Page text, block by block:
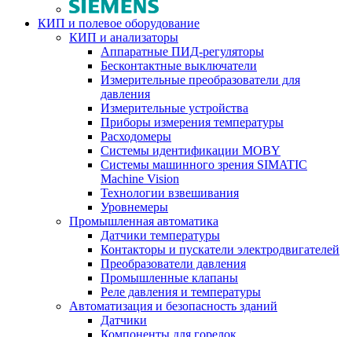
КИП и полевое оборудование
КИП и анализаторы
Аппаратные ПИД-регуляторы
Бесконтактные выключатели
Измерительные преобразователи для
давления
Измерительные устройства
Приборы измерения температуры
Расходомеры
Системы идентификации MOBY
Системы машинного зрения SIMATIC
Machine Vision
Технологии взвешивания
Уровнемеры
Промышленная автоматика
Датчики температуры
Контакторы и пускатели электродвигателей
Преобразователи давления
Промышленные клапаны
Реле давления и температуры
Автоматизация и безопасность зданий
Датчики